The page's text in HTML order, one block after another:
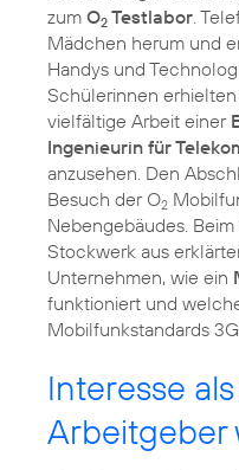
zum O2 Testlabor .
Mädchen herum und
Handys und
Schülerinnen
vielfältige Arbeit einer
Ingenieurin für
anzusehen. Den
Besuch der O2
Nebengebäudes.
Stockwerk aus
Unternehmen, wie ein
funktioniert und
Mobilfunkstandards
Interesse
Arbeitgeber